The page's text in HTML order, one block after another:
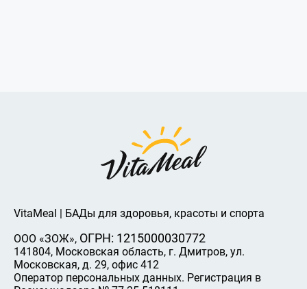
VitaMeal | БАДы для здоровья, красоты и спорта
ООО «ЗОЖ», ОГРН: 1215000030772
141804, Московская область, г. Дмитров, ул.
Московская, д. 29, офис 412
Оператор персональных данных. Регистрация в